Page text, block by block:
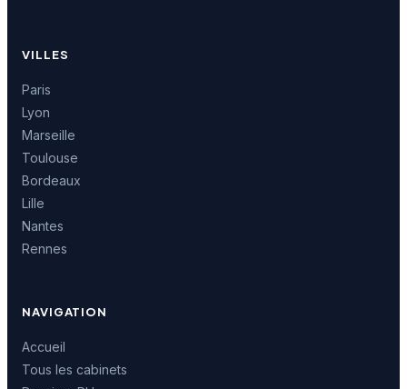
VILLES
Paris
Lyon
Marseille
Toulouse
Bordeaux
Lille
Nantes
Rennes
NAVIGATION
Accueil
Tous les cabinets